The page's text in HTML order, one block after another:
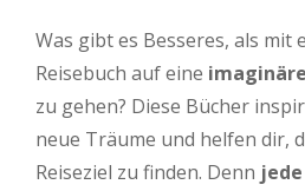
Was gibt es Besseres, als mit
Reisebuch auf eine
zu gehen? Diese Bücher
neue Träume und helfen dir,
Reiseziel zu finden. Denn